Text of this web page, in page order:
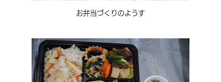
お弁当づくりのようす